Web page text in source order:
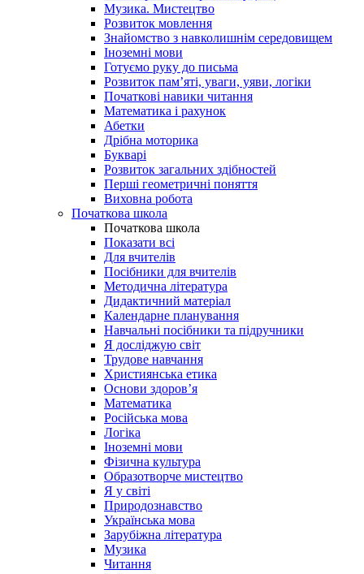
Музика. Мистецтво
Розвиток мовлення
Знайомство з навколишнім середовищем
Іноземні мови
Готуємо руку до письма
Розвиток пам’яті, уваги, уяви, логіки
Початкові навики читання
Математика і рахунок
Абетки
Дрібна моторика
Букварі
Розвиток загальних здібностей
Перші геометричні поняття
Виховна робота
Початкова школа
Початкова школа
Показати всі
Для вчителів
Посібники для вчителів
Методична література
Дидактичний матеріал
Календарне планування
Навчальні посібники та підручники
Я досліджую світ
Трудове навчання
Християнська етика
Основи здоров’я
Математика
Російська мова
Логіка
Іноземні мови
Фізична культура
Образотворче мистецтво
Я у світі
Природознавство
Українська мова
Зарубіжна література
Музика
Читання